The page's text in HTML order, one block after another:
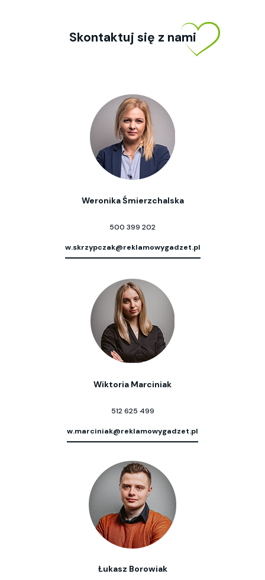
Skontaktuj się z nami
Weronika Śmierzchalska
500 399 202
w.skrzypczak@reklamowygadzet.pl
Wiktoria Marciniak
512 625 499
w.marciniak@reklamowygadzet.pl
Łukasz Borowiak